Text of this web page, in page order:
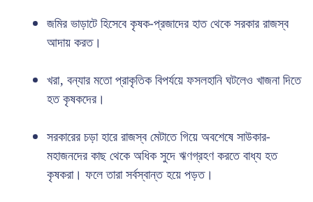
জমির ভাড়াটে হিসেবে কৃষক-প্রজাদের হাত থেকে সরকার রাজস্ব
আদায় করত।
খরা, বন্যার মতো প্রাকৃতিক বিপর্যয়ে ফসলহানি ঘটলেও খাজনা দিতে
হত কৃষকদের।
সরকারের চড়া হারে রাজস্ব মেটাতে গিয়ে অবশেষে সাউকার-
মহাজনদের কাছ থেকে অধিক সুদে ঋণগ্রহণ করতে বাধ্য হত
কৃষকরা। ফলে তারা সর্বস্বান্ত হয়ে পড়ত।